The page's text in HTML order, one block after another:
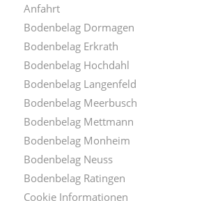
Anfahrt
Bodenbelag Dormagen
Bodenbelag Erkrath
Bodenbelag Hochdahl
Bodenbelag Langenfeld
Bodenbelag Meerbusch
Bodenbelag Mettmann
Bodenbelag Monheim
Bodenbelag Neuss
Bodenbelag Ratingen
Cookie Informationen